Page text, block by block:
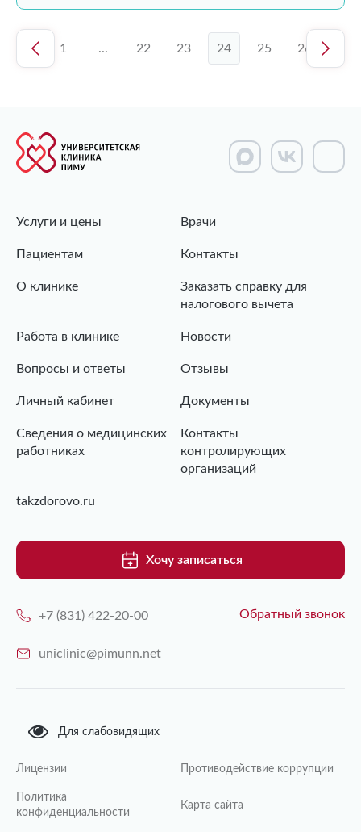
1 ... 22 23 24 25 26
Услуги и цены Врачи
Пациентам Контакты
О клинике
Заказать справку для
налогового вычета
Работа в клинике Новости
Вопросы и ответы Отзывы
Личный кабинет Документы
Сведения о медицинских
работниках
Контакты
контролирующих
организаций
takzdorovo.ru
Хочу записаться
+7 (831) 422-20-00 Обратный звонок
uniclinic@pimunn.net
Для слабовидящих
Лицензии Противодействие коррупции
Политика
конфиденциальности
Карта сайта